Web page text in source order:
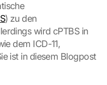
) zu den
wird cPTBS in
dem ICD-11,
ist in diesem Blogpost